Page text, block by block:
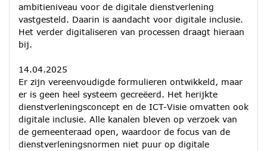
ambitieniveau voor de digitale dienstverlening
vastgesteld. Daarin is aandacht voor digitale inclusie.
Het verder digitaliseren van processen draagt hieraan
bij.
14.04.2025
Er zijn vereenvoudigde formulieren ontwikkeld, maar
er is geen heel systeem gecreëerd. Het herijkte
dienstverleningsconcept en de ICT-Visie omvatten ook
digitale inclusie. Alle kanalen bleven op verzoek van
de gemeenteraad open, waardoor de focus van de
dienstverleningsnormen niet puur op digitale